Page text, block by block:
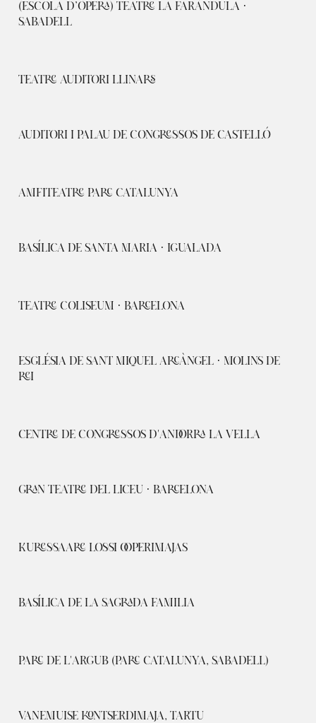
(ESCOLA D’ÒPERA) TEATRE LA FARÀNDULA ·
SABADELL
TEATRE AUDITORI LLINARS
AUDITORI I PALAU DE CONGRESSOS DE CASTELLÓ
AMFITEATRE PARC CATALUNYA
BASÍLICA DE SANTA MARIA · IGUALADA
TEATRE COLISEUM · BARCELONA
ESGLÉSIA DE SANT MIQUEL ARCÀNGEL · MOLINS DE
REI
CENTRE DE CONGRESSOS D'ANDORRA LA VELLA
GRAN TEATRE DEL LICEU · BARCELONA
KURESSAARE LOSSI OOPERIMAJAS
BASÍLICA DE LA SAGRADA FAMILIA
PARC DE L'ARGUB (PARC CATALUNYA, SABADELL)
VANEMUISE KONTSERDIMAJA, TARTU